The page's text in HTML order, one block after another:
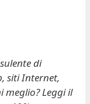
di
siti Internet,
meglio? Leggi il